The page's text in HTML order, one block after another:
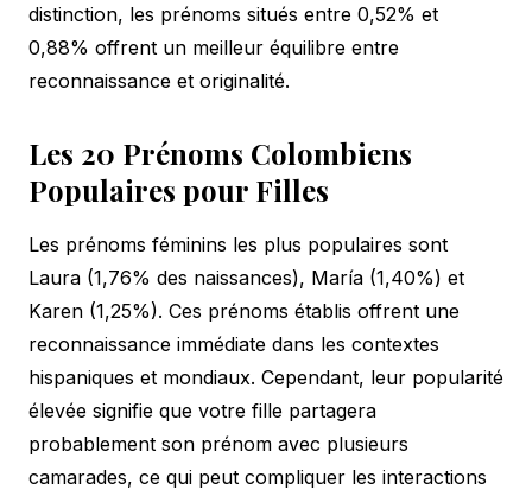
distinction, les prénoms situés entre 0,52% et
0,88% offrent un meilleur équilibre entre
reconnaissance et originalité.
Les 20 Prénoms Colombiens
Populaires pour Filles
Les prénoms féminins les plus populaires sont
Laura (1,76% des naissances), María (1,40%) et
Karen (1,25%). Ces prénoms établis offrent une
reconnaissance immédiate dans les contextes
hispaniques et mondiaux. Cependant, leur popularité
élevée signifie que votre fille partagera
probablement son prénom avec plusieurs
camarades, ce qui peut compliquer les interactions